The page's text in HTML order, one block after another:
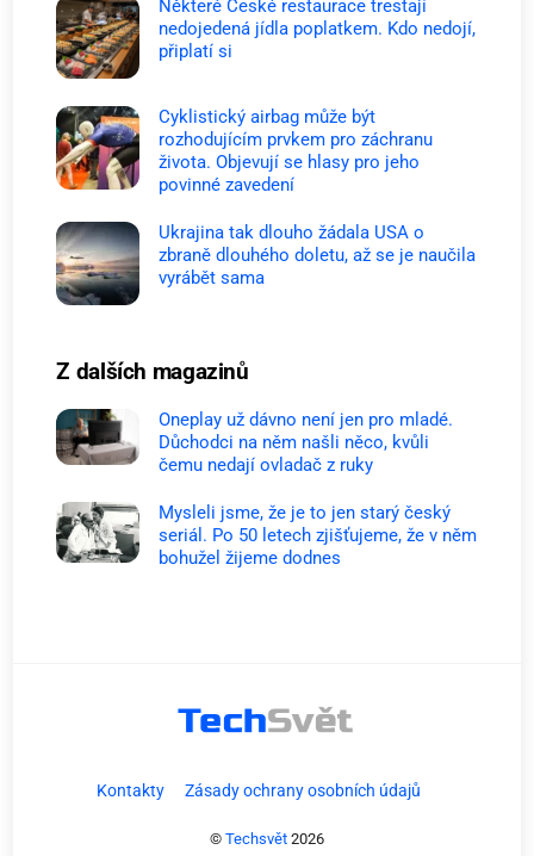
Některé České restaurace trestají
nedojedená jídla poplatkem. Kdo nedojí,
připlatí si
Cyklistický airbag může být
rozhodujícím prvkem pro záchranu
života. Objevují se hlasy pro jeho
povinné zavedení
Ukrajina tak dlouho žádala USA o
zbraně dlouhého doletu, až se je naučila
vyrábět sama
Z dalších magazinů
Oneplay už dávno není jen pro mladé.
Důchodci na něm našli něco, kvůli
čemu nedají ovladač z ruky
Mysleli jsme, že je to jen starý český
seriál. Po 50 letech zjišťujeme, že v něm
bohužel žijeme dodnes
Kontakty Zásady ochrany osobních údajů
© Techsvět 2026